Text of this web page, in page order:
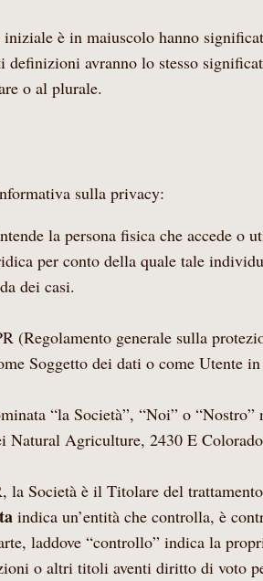
è in maiuscolo hanno
definizioni avranno lo stesso
o al plurale.
sulla privacy:
la persona fisica che accede o
per conto della quale tale
dei casi.
(Regolamento generale sulla
Soggetto dei dati o come Utente
“la Società”, “Noi” o “Nostro”
Natural Agriculture, 2430 E
la Società è il Titolare del
indica un’entità che controlla, è
laddove “controllo” indica la
o altri titoli aventi diritto di voto